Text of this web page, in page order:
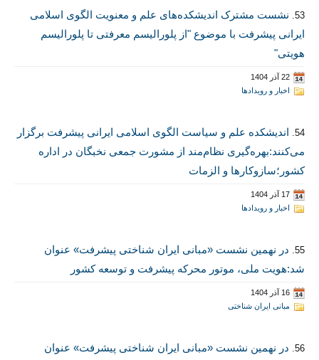
53.
نشست مشترک اندیشکده‌های علم و معنویت الگوی اسلامی
ایرانی پیشرفت با موضوع "از پلورالیسم معرفتی تا پلورالیسم
هویتی"
22 آذر 1404
اخبار و رویدادها
54.
اندیشکده علم و سیاست الگوی اسلامی ایرانی پیشرفت برگزار
می‌کنند:بهره‌گیری نظام‌مند از مشورت جمعی نخبگان در اداره
کشور؛سازوکارها و الزمات
17 آذر 1404
اخبار و رویدادها
55.
در نهمین نشست «مبانی ایران شناختی پیشرفت» عنوان
شد:هویت ملی، موتور محرکه پیشرفت و توسعه کشور
16 آذر 1404
مبانی ایران شناختی
56.
در نهمین نشست «مبانی ایران شناختی پیشرفت» عنوان